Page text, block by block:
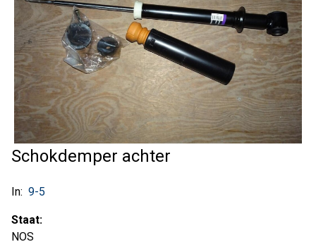
Schokdemper achter
In: 9-5
Staat:
NOS